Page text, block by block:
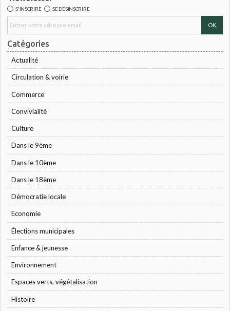
S'INSCRIRE SE DÉSINSCRIRE
Catégories
Actualité
Circulation & voirie
Commerce
Convivialité
Culture
Dans le 9ème
Dans le 10ème
Dans le 18ème
Démocratie locale
Economie
Élections municipales
Enfance & jeunesse
Environnement
Espaces verts, végétalisation
Histoire